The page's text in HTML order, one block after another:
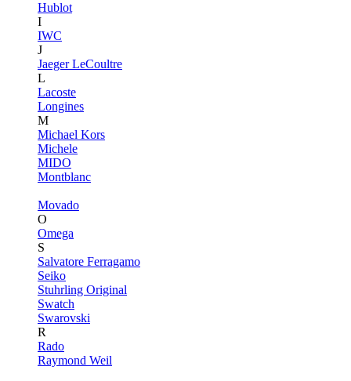
Hublot
I
IWC
J
Jaeger LeCoultre
L
Lacoste
Longines
M
Michael Kors
Michele
MIDO
Montblanc
Movado
O
Omega
S
Salvatore Ferragamo
Seiko
Stuhrling Original
Swatch
Swarovski
R
Rado
Raymond Weil